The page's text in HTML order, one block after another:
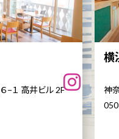
−１ 高井ビル 2F
横
神